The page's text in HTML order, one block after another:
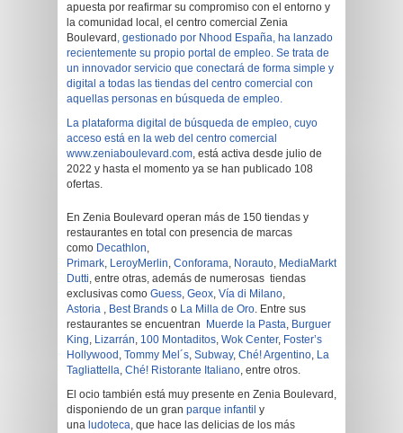
apuesta por reafirmar su compromiso con el entorno y
la comunidad local, el centro comercial Zenia
Boulevard , gestionado por Nhood España, ha lanzado
recientemente su propio portal de empleo. Se trata de
un innovador servicio que conectará de forma simple y
digital a todas las tiendas del centro comercial con
aquellas personas en búsqueda de empleo.
La plataforma digital de búsqueda de empleo, cuyo
acceso está en la web del centro comercial
www.zeniaboulevard.com, está activa desde julio de
2022 y hasta el momento ya se han publicado 108
ofertas.
En Zenia Boulevard operan más de 150 tiendas y
restaurantes en total con presencia de marcas
como Decathlon,
Primark, LeroyMerlin, Conforama, Norauto, MediaMarkt
Dutti, entre otras, además de numerosas tiendas
exclusivas como Guess, Geox, Vía di Milano,
Astoria , Best Brands o La Milla de Oro. Entre sus
restaurantes se encuentran
Muerde la Pasta, Burguer
King, Lizarrán, 100 Montaditos, Wok Center, Foster’s
Hollywood , Tommy Mel´s, Subway, Ché! Argentino, La
Tagliattella, Ché! Ristorante Italiano, entre otros.
El ocio también está muy presente en Zenia Boulevard,
disponiendo de un gran parque infantil y
una ludoteca, que hace las delicias de los más